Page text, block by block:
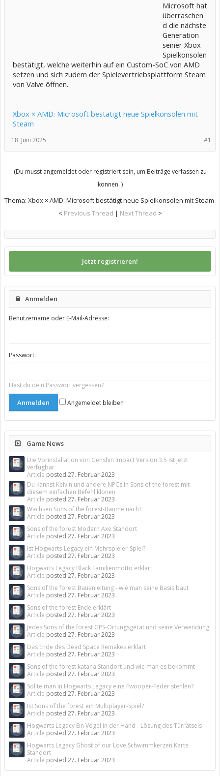
Microsoft hat
überraschen
d die nächste
Generation
seiner Xbox-
Spielkonsolen
bestätigt, welche weiterhin auf ein Custom-SoC von AMD
setzen und sich zudem der Spielevertriebsplattform Steam
von Valve öffnen.
Xbox × AMD: Microsoft bestätigt neue Spielkonsolen mit
Steam
#1
18. Juni 2025
(Du musst angemeldet oder registriert sein, um Beiträge verfassen zu
können. )
Thema: Xbox × AMD: Microsoft bestätigt neue Spielkonsolen mit Steam
< Previous Thread | Next Thread >
Jetzt registrieren!
Anmelden
Benutzername oder E-Mail-Adresse:
Passwort:
Hast du dein Passwort vergessen?
Angemeldet bleiben
Game News
Die Vorinstallation von Genshin Impact Version 3.5 ist jetzt
verfügbar
Article posted 27. Februar 2023
Du kannst Kelvin und andere NPCs in Sons of the forest mit
diesem einfachen Befehl klonen
Article posted 27. Februar 2023
Wachsen Sons of the forest-Bäume nach?
Article posted 27. Februar 2023
Sons of the forest Modern Axe Standort
Article posted 27. Februar 2023
Ist Hogwarts-Legacy ein Mehrspieler-Spiel?
Article posted 27. Februar 2023
Hogwarts Legacy Black Familienmotto erklärt
Article posted 27. Februar 2023
Sons of the forest Bauanleitung - wie man seine Basis baut
Article posted 27. Februar 2023
Sons of the forest Ende erklärt
Article posted 27. Februar 2023
Jedes Sons of the forest GPS-Ortungsgerät und seine Verwendung
Article posted 27. Februar 2023
Das Ende des Dead Space Remakes erklärt
Article posted 27. Februar 2023
Sons of the forest katana Standort und wie man es bekommt
Article posted 27. Februar 2023
Sollte man in Hogwarts Legacy eine Fwooper-Feder stehlen?
Article posted 27. Februar 2023
Ist Sons of the forest ein Multiplayer-Spiel?
Article posted 27. Februar 2023
Hogwarts Legacy Ein Vogel in der Hand - Lösung des Türrätsels
Article posted 27. Februar 2023
Hogwarts Legacy Ghost of our Love Schwimmkerzen Karte
Standort
Article posted 27. Februar 2023